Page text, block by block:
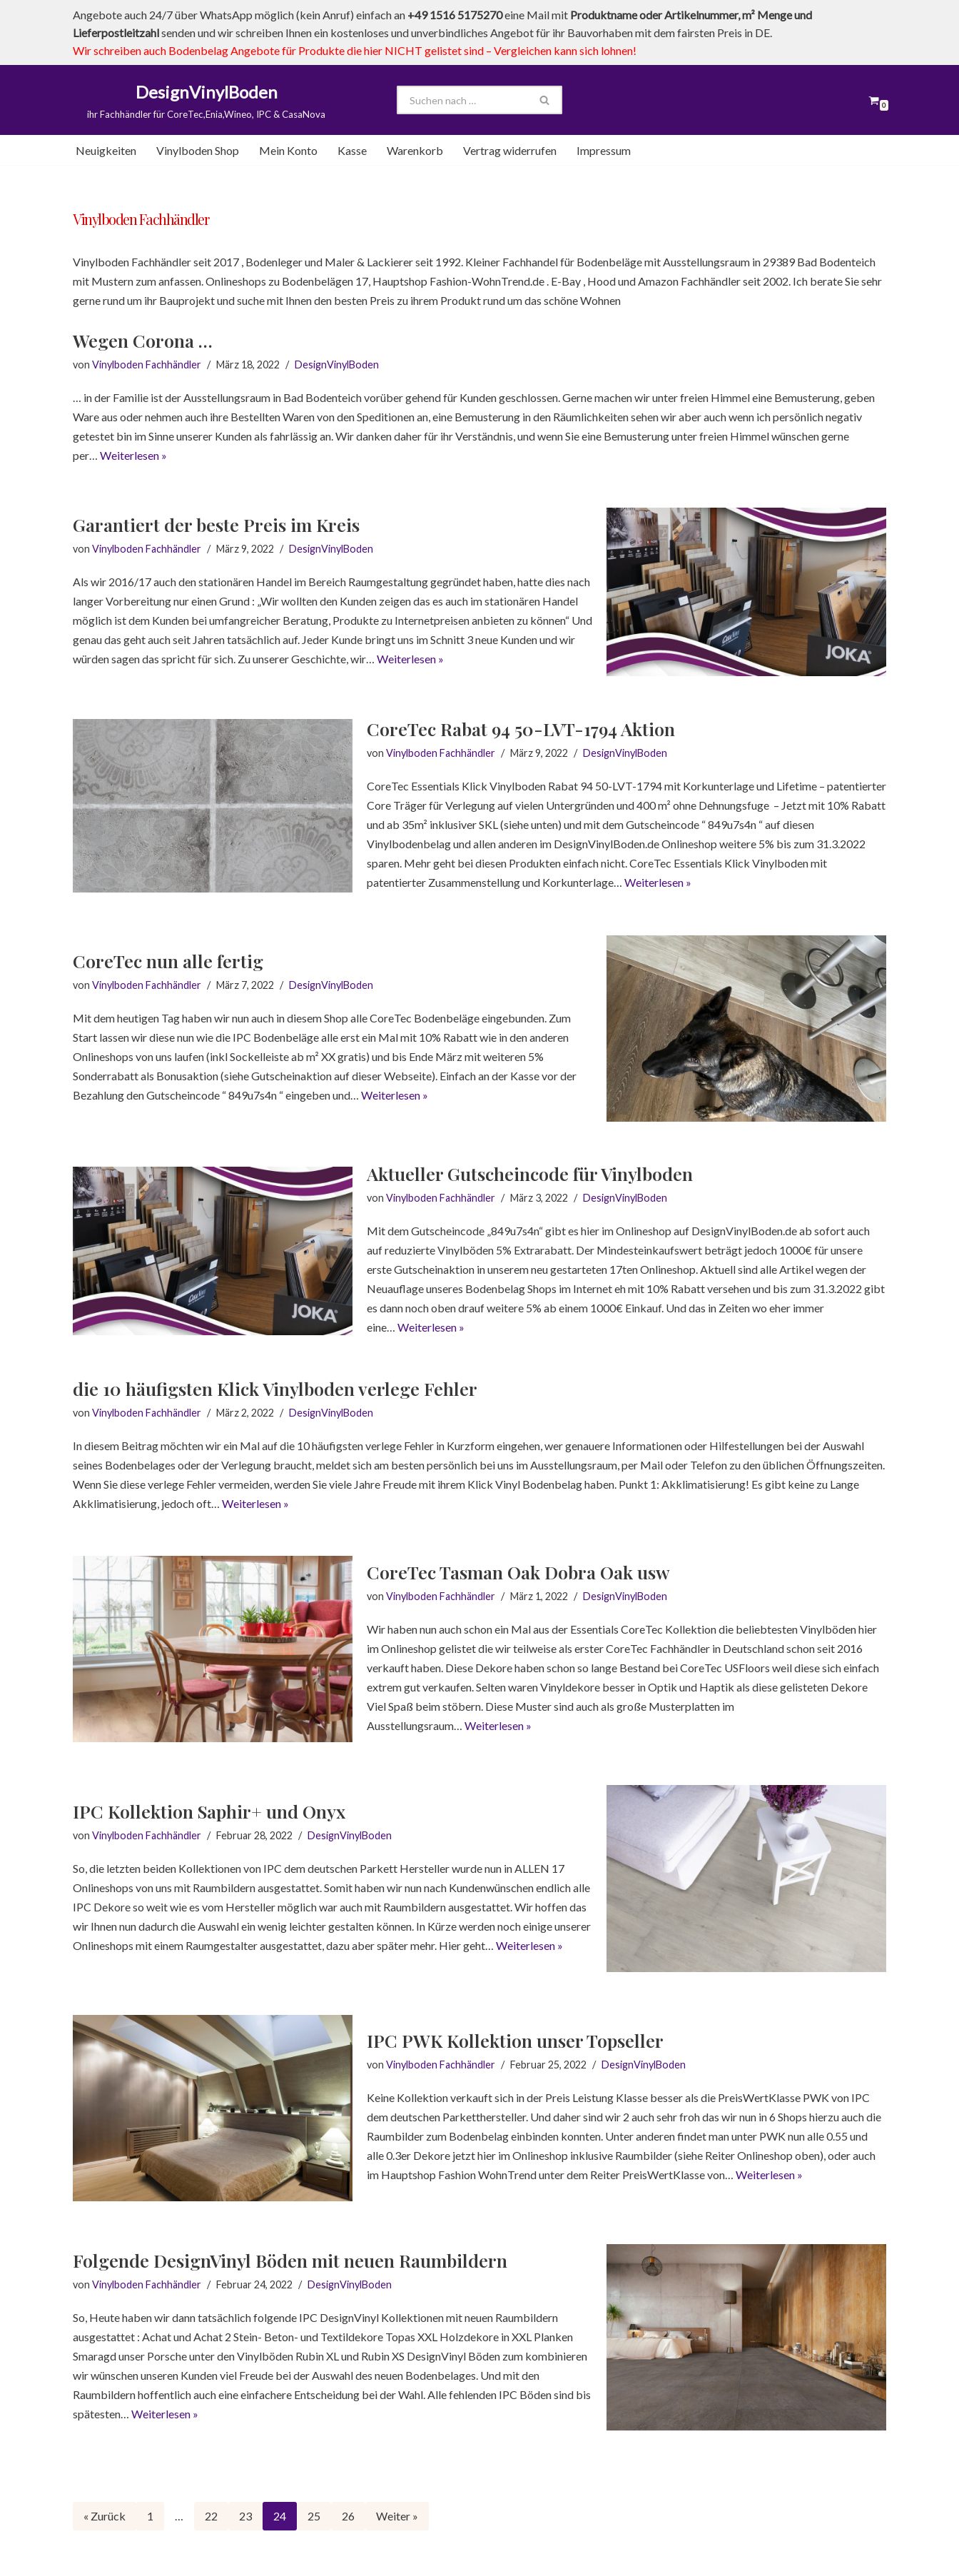
Angebote auch 24/7 über WhatsApp möglich (kein Anruf) einfach an +49 1516 5175270eine Mail mit Produktname oder Artikelnummer, m² Menge und
Lieferpostleitzahlsenden und wir schreiben Ihnen ein kostenloses und unverbindliches Angebot für ihr Bauvorhaben mit dem fairsten Preis in DE.
Wir schreiben auch Bodenbelag Angebote für Produkte die hier NICHT gelistet sind – Vergleichen kann sich lohnen!
DesignVinylBoden
ihr Fachhändler für CoreTec,Enia,Wineo, IPC & CasaNova
0
Neuigkeiten Vinylboden Shop Mein Konto Kasse Warenkorb Vertrag widerrufen Impressum
Vinylboden Fachhändler
Vinylboden Fachhändler seit 2017 , Bodenleger und Maler & Lackierer seit 1992. Kleiner Fachhandel für Bodenbeläge mit Ausstellungsraum in 29389 Bad Bodenteich
mit Mustern zum anfassen. Onlineshops zu Bodenbelägen 17, Hauptshop Fashion-WohnTrend.de . E-Bay , Hood und Amazon Fachhändler seit 2002. Ich berate Sie sehr
gerne rund um ihr Bauprojekt und suche mit Ihnen den besten Preis zu ihrem Produkt rund um das schöne Wohnen
Wegen Corona …
von Vinylboden Fachhändler März 18, 2022 DesignVinylBoden
… in der Familie ist der Ausstellungsraum in Bad Bodenteich vorüber gehend für Kunden geschlossen. Gerne machen wir unter freien Himmel eine Bemusterung, geben
Ware aus oder nehmen auch ihre Bestellten Waren von den Speditionen an, eine Bemusterung in den Räumlichkeiten sehen wir aber auch wenn ich persönlich negativ
getestet bin im Sinne unserer Kunden als fahrlässig an. Wir danken daher für ihr Verständnis, und wenn Sie eine Bemusterung unter freien Himmel wünschen gerne
per… Weiterlesen »
Garantiert der beste Preis im Kreis
von Vinylboden Fachhändler März 9, 2022 DesignVinylBoden
Als wir 2016/17 auch den stationären Handel im Bereich Raumgestaltung gegründet haben, hatte dies nach
langer Vorbereitung nur einen Grund : „Wir wollten den Kunden zeigen das es auch im stationären Handel
möglich ist dem Kunden bei umfangreicher Beratung, Produkte zu Internetpreisen anbieten zu können“ Und
genau das geht auch seit Jahren tatsächlich auf. Jeder Kunde bringt uns im Schnitt 3 neue Kunden und wir
würden sagen das spricht für sich. Zu unserer Geschichte, wir… Weiterlesen »
CoreTec Rabat 94 50-LVT-1794 Aktion
von Vinylboden Fachhändler März 9, 2022 DesignVinylBoden
CoreTec Essentials Klick Vinylboden Rabat 94 50-LVT-1794 mit Korkunterlage und Lifetime – patentierter
Core Träger für Verlegung auf vielen Untergründen und 400 m² ohne Dehnungsfuge – Jetzt mit 10% Rabatt
und ab 35m² inklusiver SKL (siehe unten) und mit dem Gutscheincode “ 849u7s4n “ auf diesen
Vinylbodenbelag und allen anderen im DesignVinylBoden.de Onlineshop weitere 5% bis zum 31.3.2022
sparen. Mehr geht bei diesen Produkten einfach nicht. CoreTec Essentials Klick Vinylboden mit
patentierter Zusammenstellung und Korkunterlage… Weiterlesen »
CoreTec nun alle fertig
von Vinylboden Fachhändler März 7, 2022 DesignVinylBoden
Mit dem heutigen Tag haben wir nun auch in diesem Shop alle CoreTec Bodenbeläge eingebunden. Zum
Start lassen wir diese nun wie die IPC Bodenbeläge alle erst ein Mal mit 10% Rabatt wie in den anderen
Onlineshops von uns laufen (inkl Sockelleiste ab m² XX gratis) und bis Ende März mit weiteren 5%
Sonderrabatt als Bonusaktion (siehe Gutscheinaktion auf dieser Webseite). Einfach an der Kasse vor der
Bezahlung den Gutscheincode “ 849u7s4n “ eingeben und… Weiterlesen »
Aktueller Gutscheincode für Vinylboden
von Vinylboden Fachhändler März 3, 2022 DesignVinylBoden
Mit dem Gutscheincode „849u7s4n“ gibt es hier im Onlineshop auf DesignVinylBoden.de ab sofort auch
auf reduzierte Vinylböden 5% Extrarabatt. Der Mindesteinkaufswert beträgt jedoch 1000€ für unsere
erste Gutscheinaktion in unserem neu gestarteten 17ten Onlineshop. Aktuell sind alle Artikel wegen der
Neuauflage unseres Bodenbelag Shops im Internet eh mit 10% Rabatt versehen und bis zum 31.3.2022 gibt
es dann noch oben drauf weitere 5% ab einem 1000€ Einkauf. Und das in Zeiten wo eher immer
eine… Weiterlesen »
die 10 häufigsten Klick Vinylboden verlege Fehler
von Vinylboden Fachhändler März 2, 2022 DesignVinylBoden
In diesem Beitrag möchten wir ein Mal auf die 10 häufigsten verlege Fehler in Kurzform eingehen, wer genauere Informationen oder Hilfestellungen bei der Auswahl
seines Bodenbelages oder der Verlegung braucht, meldet sich am besten persönlich bei uns im Ausstellungsraum, per Mail oder Telefon zu den üblichen Öffnungszeiten.
Wenn Sie diese verlege Fehler vermeiden, werden Sie viele Jahre Freude mit ihrem Klick Vinyl Bodenbelag haben. Punkt 1: Akklimatisierung! Es gibt keine zu Lange
Akklimatisierung, jedoch oft… Weiterlesen »
CoreTec Tasman Oak Dobra Oak usw
von Vinylboden Fachhändler März 1, 2022 DesignVinylBoden
Wir haben nun auch schon ein Mal aus der Essentials CoreTec Kollektion die beliebtesten Vinylböden hier
im Onlineshop gelistet die wir teilweise als erster CoreTec Fachhändler in Deutschland schon seit 2016
verkauft haben. Diese Dekore haben schon so lange Bestand bei CoreTec USFloors weil diese sich einfach
extrem gut verkaufen. Selten waren Vinyldekore besser in Optik und Haptik als diese gelisteten Dekore
Viel Spaß beim stöbern. Diese Muster sind auch als große Musterplatten im
Ausstellungsraum… Weiterlesen »
IPC Kollektion Saphir+ und Onyx
von Vinylboden Fachhändler Februar 28, 2022 DesignVinylBoden
So, die letzten beiden Kollektionen von IPC dem deutschen Parkett Hersteller wurde nun in ALLEN 17
Onlineshops von uns mit Raumbildern ausgestattet. Somit haben wir nun nach Kundenwünschen endlich alle
IPC Dekore so weit wie es vom Hersteller möglich war auch mit Raumbildern ausgestattet. Wir hoffen das
wir Ihnen nun dadurch die Auswahl ein wenig leichter gestalten können. In Kürze werden noch einige unserer
Onlineshops mit einem Raumgestalter ausgestattet, dazu aber später mehr. Hier geht… Weiterlesen »
IPC PWK Kollektion unser Topseller
von Vinylboden Fachhändler Februar 25, 2022 DesignVinylBoden
Keine Kollektion verkauft sich in der Preis Leistung Klasse besser als die PreisWertKlasse PWK von IPC
dem deutschen Parketthersteller. Und daher sind wir 2 auch sehr froh das wir nun in 6 Shops hierzu auch die
Raumbilder zum Bodenbelag einbinden konnten. Unter anderen findet man unter PWK nun alle 0.55 und
alle 0.3er Dekore jetzt hier im Onlineshop inklusive Raumbilder (siehe Reiter Onlineshop oben), oder auch
im Hauptshop Fashion WohnTrend unter dem Reiter PreisWertKlasse von… Weiterlesen »
Folgende DesignVinyl Böden mit neuen Raumbildern
von Vinylboden Fachhändler Februar 24, 2022 DesignVinylBoden
So, Heute haben wir dann tatsächlich folgende IPC DesignVinyl Kollektionen mit neuen Raumbildern
ausgestattet : Achat und Achat 2 Stein- Beton- und Textildekore Topas XXL Holzdekore in XXL Planken
Smaragd unser Porsche unter den Vinylböden Rubin XL und Rubin XS DesignVinyl Böden zum kombinieren
wir wünschen unseren Kunden viel Freude bei der Auswahl des neuen Bodenbelages. Und mit den
Raumbildern hoffentlich auch eine einfachere Entscheidung bei der Wahl. Alle fehlenden IPC Böden sind bis
spätesten… Weiterlesen »
« Zurück 1 … 22 23 24 25 26 Weiter »